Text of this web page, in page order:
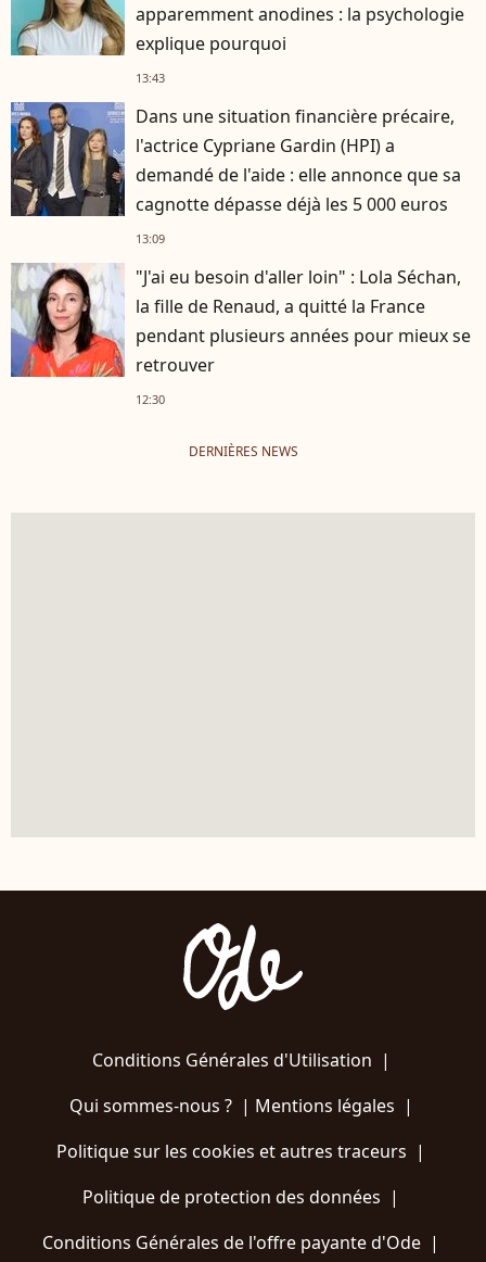
apparemment anodines : la psychologie
explique pourquoi
13:43
Dans une situation financière précaire,
l'actrice Cypriane Gardin (HPI) a
demandé de l'aide : elle annonce que sa
cagnotte dépasse déjà les 5 000 euros
13:09
"J'ai eu besoin d'aller loin" : Lola Séchan,
la fille de Renaud, a quitté la France
pendant plusieurs années pour mieux se
retrouver
12:30
DERNIÈRES NEWS
Conditions Générales d'Utilisation |
Qui sommes-nous ?| Mentions légales |
Politique sur les cookies et autres traceurs |
Politique de protection des données |
Conditions Générales de l'offre payante d'Ode |